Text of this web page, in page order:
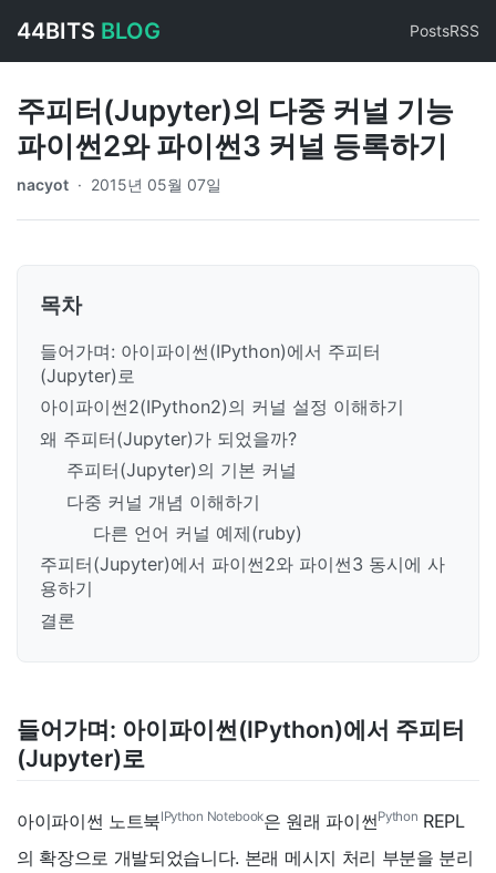
44BITS BLOG PostsRSS
주피터(Jupyter)의 다중 커널 기능
파이썬2와 파이썬3 커널 등록하기
nacyot · 2015년 05월 07일
목차
들어가며: 아이파이썬(IPython)에서 주피터
(Jupyter)로
아이파이썬2(IPython2)의 커널 설정 이해하기
왜 주피터(Jupyter)가 되었을까?
주피터(Jupyter)의 기본 커널
다중 커널 개념 이해하기
다른 언어 커널 예제(ruby)
주피터(Jupyter)에서 파이썬2와 파이썬3 동시에 사
용하기
결론
들어가며: 아이파이썬(IPython)에서 주피터
(Jupyter)로
아이파이썬 노트북IPython Notebook은 원래 파이썬Python REPL
의 확장으로 개발되었습니다. 본래 메시지 처리 부분을 분리